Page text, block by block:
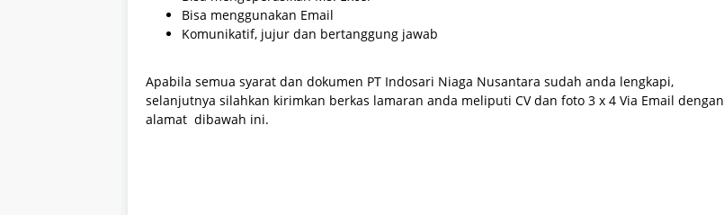
Bisa menggunakan Email
Komunikatif, jujur dan bertanggung jawab
Apabila semua syarat dan dokumen PT Indosari Niaga Nusantara sudah anda lengkapi,
selanjutnya silahkan kirimkan berkas lamaran anda meliputi CV dan foto 3 x 4 Via Email dengan
alamat dibawah ini.